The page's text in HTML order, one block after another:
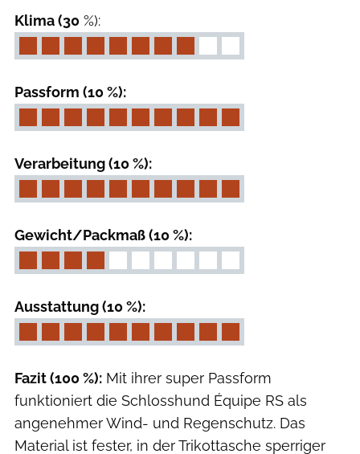
Klima (30 %):
Passform (10 %):
Verarbeitung (10 %):
Gewicht/Packmaß (10 %):
Ausstattung (10 %):
Fazit (100 %): Mit ihrer super Passform
funktioniert die Schlosshund Équipe RS als
angenehmer Wind- und Regenschutz. Das
Material ist fester, in der Trikottasche sperriger